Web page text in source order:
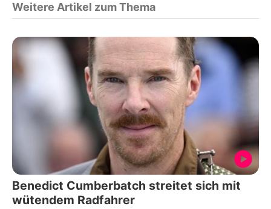
Weitere Artikel zum Thema
Benedict Cumberbatch streitet sich mit
wütendem Radfahrer